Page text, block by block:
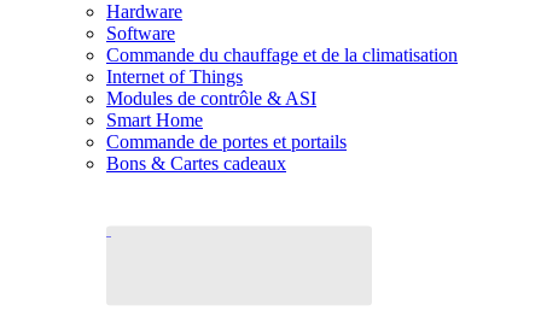
Hardware
Software
Commande du chauffage et de la climatisation
Internet of Things
Modules de contrôle & ASI
Smart Home
Commande de portes et portails
Bons & Cartes cadeaux